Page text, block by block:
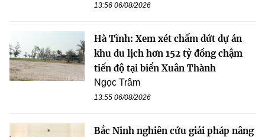
13:56 06/08/2026
Hà Tĩnh: Xem xét chấm dứt dự án
khu du lịch hơn 152 tỷ đồng chậm
tiến độ tại biển Xuân Thành
Ngọc Trâm
13:55 06/08/2026
Bắc Ninh nghiên cứu giải pháp nâng